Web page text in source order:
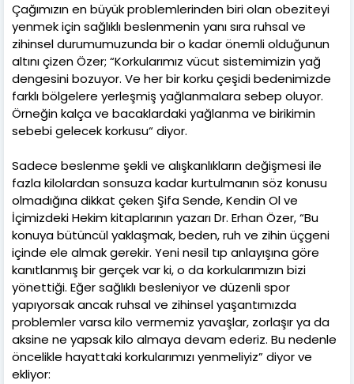
Çağımızın en büyük problemlerinden biri olan obeziteyi
yenmek için sağlıklı beslenmenin yanı sıra ruhsal ve
zihinsel durumumuzunda bir o kadar önemli olduğunun
altını çizen Özer; “Korkularımız vücut sistemimizin yağ
dengesini bozuyor. Ve her bir korku çeşidi bedenimizde
farklı bölgelere yerleşmiş yağlanmalara sebep oluyor.
Örneğin kalça ve bacaklardaki yağlanma ve birikimin
sebebi gelecek korkusu“ diyor.
Sadece beslenme şekli ve alışkanlıkların değişmesi ile
fazla kilolardan sonsuza kadar kurtulmanın söz konusu
olmadığına dikkat çeken Şifa Sende, Kendin Ol ve
İçimizdeki Hekim kitaplarının yazarı Dr. Erhan Özer, “Bu
konuya bütüncül yaklaşmak, beden, ruh ve zihin üçgeni
içinde ele almak gerekir. Yeni nesil tıp anlayışına göre
kanıtlanmış bir gerçek var ki, o da korkularımızın bizi
yönettiği. Eğer sağlıklı besleniyor ve düzenli spor
yapıyorsak ancak ruhsal ve zihinsel yaşantımızda
problemler varsa kilo vermemiz yavaşlar, zorlaşır ya da
aksine ne yapsak kilo almaya devam ederiz. Bu nedenle
öncelikle hayattaki korkularımızı yenmeliyiz” diyor ve
ekliyor: